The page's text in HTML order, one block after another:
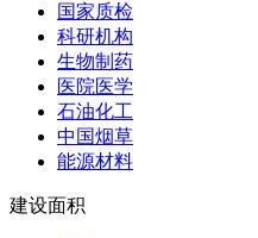
国家质检
科研机构
生物制药
医院医学
石油化工
中国烟草
能源材料
建设面积